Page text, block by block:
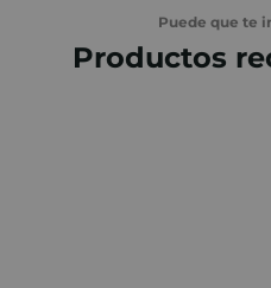
Puede que te
Productos